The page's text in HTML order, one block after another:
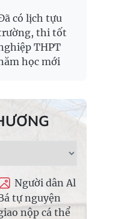
có lịch tựu
thi tốt
THPT
học mới
Người dân Al
tự nguyện
nộp cá thể